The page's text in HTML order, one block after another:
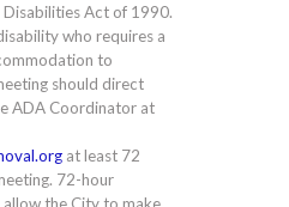
Act of 1990.
who requires a
to
should direct
ADA Coordinator at
at least 72
72-hour
the City to make